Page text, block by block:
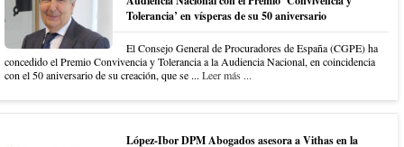
Tolerancia’ en vísperas de su 50 aniversario
El Consejo General de Procuradores de España (CGPE) ha
concedido el Premio Convivencia y Tolerancia a la Audiencia Nacional, en coincidencia
con el 50 aniversario de su creación, que se ... Leer más ...
López-Ibor DPM Abogados asesora a Vithas en la